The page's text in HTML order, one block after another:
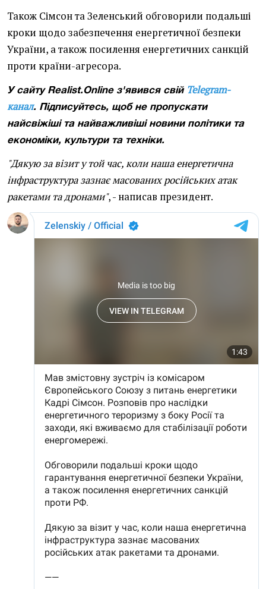
Також Сімсон та Зеленський обговорили подальші
кроки щодо забезпечення енергетичної безпеки
України, а також посилення енергетичних санкцій
проти країни-агресора.
У сайту Realist.Online з'явився свій Telegram-
канал. Підписуйтесь, щоб не пропускати
найсвіжіші та найважливіші новини політики та
економіки, культури та техніки.
"Дякую за візит у той час, коли наша енергетична
інфраструктура зазнає масованих російських атак
ракетами та дронами", - написав президент.